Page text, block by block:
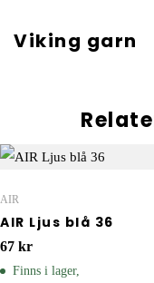
Viking garn
AIR
AIR Ljus blå 36
67 kr
Finns i lager,